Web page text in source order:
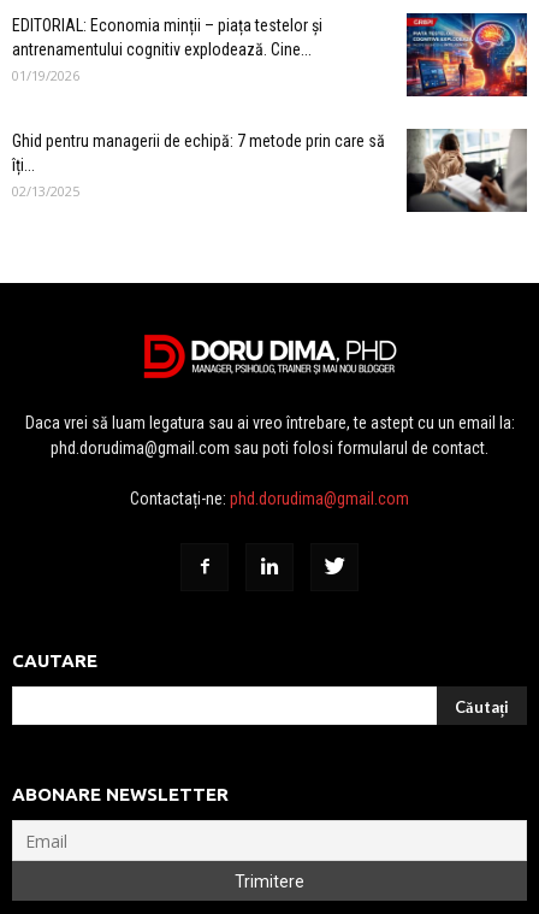
EDITORIAL: Economia minții – piața testelor și
antrenamentului cognitiv explodează. Cine...
01/19/2026
Ghid pentru managerii de echipă: 7 metode prin care să
îți...
02/13/2025
Daca vrei să luam legatura sau ai vreo întrebare, te astept cu un email la:
phd.dorudima@gmail.com sau poti folosi formularul de contact.
Contactați-ne: phd.dorudima@gmail.com
CAUTARE
ABONARE NEWSLETTER